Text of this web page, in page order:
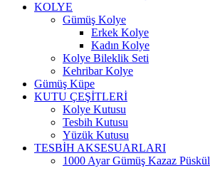
KOLYE
Gümüş Kolye
Erkek Kolye
Kadın Kolye
Kolye Bileklik Seti
Kehribar Kolye
Gümüş Küpe
KUTU ÇEŞİTLERİ
Kolye Kutusu
Tesbih Kutusu
Yüzük Kutusu
TESBİH AKSESUARLARI
1000 Ayar Gümüş Kazaz Püskül